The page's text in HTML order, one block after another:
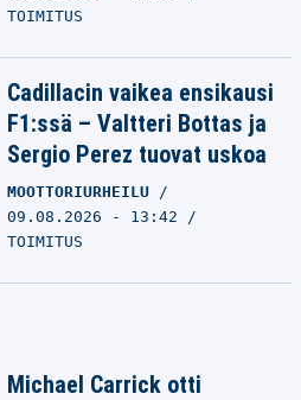
TOIMITUS
Cadillacin vaikea ensikausi
F1:ssä – Valtteri Bottas ja
Sergio Perez tuovat uskoa
MOOTTORIURHEILU
09.08.2026 - 13:42
TOIMITUS
Michael Carrick otti